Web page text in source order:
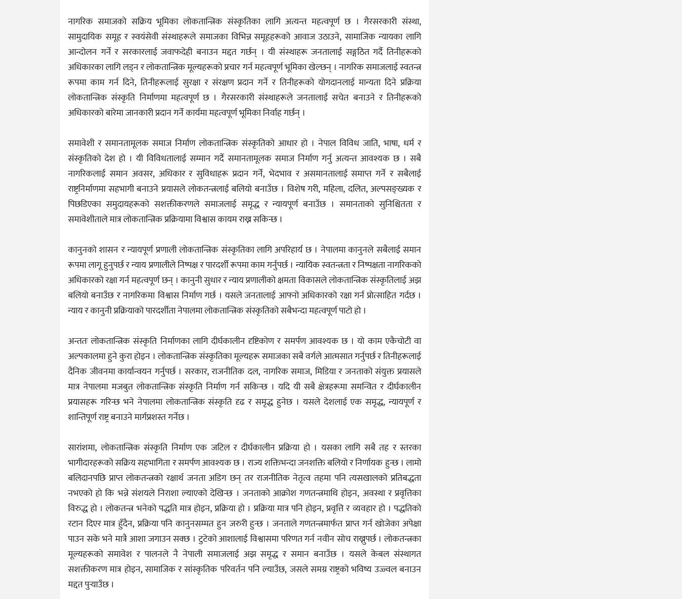
नागरिक समाजको सक्रिय भूमिका लोकतान्त्रिक संस्कृतिका लागि अत्यन्त महत्वपूर्ण छ । गैरसरकारी संस्था,
सामुदायिक समूह र स्वयंसेवी संस्थाहरूले समाजका विभिन्न समूहहरूको आवाज उठाउने, सामाजिक न्यायका लागि
आन्दोलन गर्ने र सरकारलाई जवाफदेही बनाउन मद्दत गर्छन् । यी संस्थाहरू जनतालाई सङ्गठित गर्दै तिनीहरूको
अधिकारका लागि लड्न र लोकतान्त्रिक मूल्यहरूको प्रचार गर्न महत्वपूर्ण भूमिका खेल्छन् । नागरिक समाजलाई स्वतन्त्र
रूपमा काम गर्न दिने, तिनीहरूलाई सुरक्षा र संरक्षण प्रदान गर्ने र तिनीहरूको योगदानलाई मान्यता दिने प्रक्रिया
लोकतान्त्रिक संस्कृति निर्माणमा महत्वपूर्ण छ । गैरसरकारी संस्थाहरूले जनतालाई सचेत बनाउने र तिनीहरूको
अधिकारको बारेमा जानकारी प्रदान गर्ने कार्यमा महत्वपूर्ण भूमिका निर्वाह गर्छन् ।
समावेशी र समानतामूलक समाज निर्माण लोकतान्त्रिक संस्कृतिको आधार हो । नेपाल विविध जाति, भाषा, धर्म र
संस्कृतिको देश हो । यी विविधतालाई सम्मान गर्दै समानतामूलक समाज निर्माण गर्नु अत्यन्त आवश्यक छ । सबै
नागरिकलाई समान अवसर, अधिकार र सुविधाहरू प्रदान गर्ने, भेदभाव र असमानतालाई समाप्त गर्ने र सबैलाई
राष्ट्रनिर्माणमा सहभागी बनाउने प्रयासले लोकतन्त्रलाई बलियो बनाउँछ । विशेष गरी, महिला, दलित, अल्पसङ्ख्यक र
पिछडिएका समुदायहरूको सशक्तीकरणले समाजलाई समृद्ध र न्यायपूर्ण बनाउँछ । समानताको सुनिश्चितता र
समावेशीताले मात्र लोकतान्त्रिक प्रक्रियामा विश्वास कायम राख्न सकिन्छ ।
कानुनको शासन र न्यायपूर्ण प्रणाली लोकतान्त्रिक संस्कृतिका लागि अपरिहार्य छ । नेपालमा कानुनले सबैलाई समान
रूपमा लागू हुनुपर्छ र न्याय प्रणालीले निष्पक्ष र पारदर्शी रूपमा काम गर्नुपर्छ । न्यायिक स्वतन्त्रता र निष्पक्षता नागरिकको
अधिकारको रक्षा गर्न महत्वपूर्ण छन् । कानुनी सुधार र न्याय प्रणालीको क्षमता विकासले लोकतान्त्रिक संस्कृतिलाई अझ
बलियो बनाउँछ र नागरिकमा विश्वास निर्माण गर्छ । यसले जनतालाई आफ्नो अधिकारको रक्षा गर्न प्रोत्साहित गर्दछ ।
न्याय र कानुनी प्रक्रियाको पारदर्शीता नेपालमा लोकतान्त्रिक संस्कृतिको सबैभन्दा महत्वपूर्ण पाटो हो ।
अन्ततः लोकतान्त्रिक संस्कृति निर्माणका लागि दीर्घकालीन दृष्टिकोण र समर्पण आवश्यक छ । यो काम एकैचोटी वा
अल्पकालमा हुने कुरा होइन । लोकतान्त्रिक संस्कृतिका मूल्यहरू समाजका सबै वर्गले आत्मसात गर्नुपर्छ र तिनीहरूलाई
दैनिक जीवनमा कार्यान्वयन गर्नुपर्छ । सरकार, राजनीतिक दल, नागरिक समाज, मिडिया र जनताको संयुक्त प्रयासले
मात्र नेपालमा मजबुत लोकतान्त्रिक संस्कृति निर्माण गर्न सकिन्छ । यदि यी सबै क्षेत्रहरूमा समन्वित र दीर्घकालीन
प्रयासहरू गरिन्छ भने नेपालमा लोकतान्त्रिक संस्कृति दृढ र समृद्ध हुनेछ । यसले देशलाई एक समृद्ध, न्यायपूर्ण र
शान्तिपूर्ण राष्ट्र बनाउने मार्गप्रशस्त गर्नेछ ।
सारांशमा, लोकतान्त्रिक संस्कृति निर्माण एक जटिल र दीर्घकालीन प्रक्रिया हो । यसका लागि सबै तह र स्तरका
भागीदारहरूको सक्रिय सहभागिता र समर्पण आवश्यक छ । राज्य शक्तिभन्दा जनशक्ति बलियो र निर्णायक हुन्छ । लामो
बलिदानपछि प्राप्त लोकतन्त्रको रक्षार्थ जनता अडिग छन् तर राजनीतिक नेतृत्व तहमा पनि त्यसखालको प्रतिबद्धता
नभएको हो कि भन्ने संशयले निराशा ल्याएको देखिन्छ । जनताको आक्रोश गणतन्त्रमाथि होइन, अवस्था र प्रवृत्तिका
विरुद्ध हो । लोकतन्त्र भनेको पद्धति मात्र होइन, प्रक्रिया हो । प्रक्रिया मात्र पनि होइन, प्रवृत्ति र व्यवहार हो । पद्धतिको
रटान दिएर मात्र हुँदैन, प्रक्रिया पनि कानुनसम्मत हुन जरुरी हुन्छ । जनताले गणतन्त्रमार्फत प्राप्त गर्न खोजेका अपेक्षा
पाउन सके भने मात्रै आशा जगाउन सक्छ । टुटेको आशालाई विश्वासमा परिणत गर्न नवीन सोच राख्नुपर्छ । लोकतन्त्रका
मूल्यहरूको समावेश र पालनले नै नेपाली समाजलाई अझ समृद्ध र समान बनाउँछ । यसले केबल संस्थागत
सशक्तीकरण मात्र होइन, सामाजिक र सांस्कृतिक परिवर्तन पनि ल्याउँछ, जसले समग्र राष्ट्रको भविष्य उज्ज्वल बनाउन
मद्दत पुर्‍याउँछ ।